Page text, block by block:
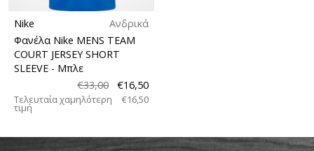
Nike
Ανδρικά
Φανέλα Nike MENS TEAM
COURT JERSEY SHORT
SLEEVE - Μπλε
€33,00
€16,50
Τελευταία χαμηλότερη
τιμή
€16,50